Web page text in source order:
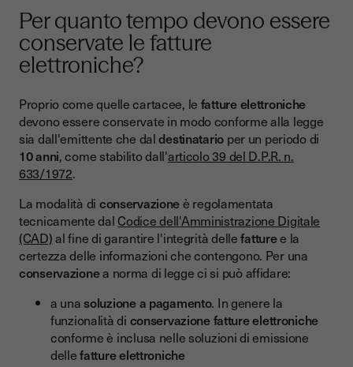
Per quanto tempo devono essere
conservate le fatture
elettroniche?
Proprio come quelle cartacee, le fatture elettroniche
devono essere conservate in modo conforme alla legge
sia dall'emittente che daldestinatario per un periodo di
10 anni, come stabilito dall'articolo 39 del D.P.R. n.
633/1972.
La modalità di conservazioneè regolamentata
tecnicamente dal Codice dell'Amministrazione Digitale
(CAD)al fine di garantire l'integrità dellefatturee la
certezza delle informazioni che contengono. Per una
conservazionea norma di legge ci si può affidare:
a unasoluzione a pagamento. In genere la
funzionalità di conservazione fatture elettroniche
conforme è inclusa nelle soluzioni di emissione
dellefatture elettroniche